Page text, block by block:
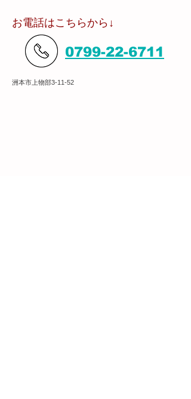
​お電話はこちらから↓
0799-22-6711
洲本市上物部3-11-52